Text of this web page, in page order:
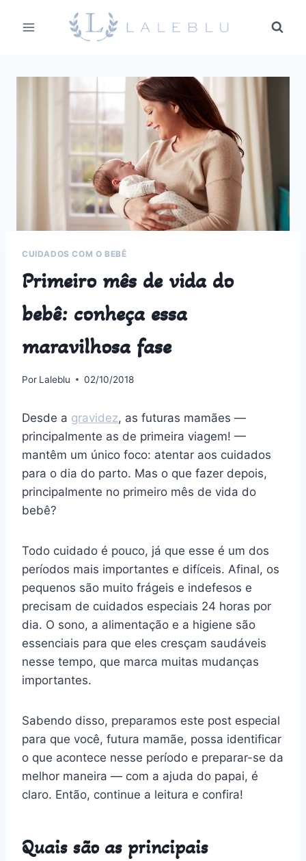
para
CUIDADOS COM O BEBÊ
Primeiro mês de vida do
bebê: conheça essa
maravilhosa fase
Por Laleblu 02/10/2018
Desde a gravidez, as futuras mamães —
principalmente as de primeira viagem! —
mantêm um único foco: atentar aos cuidados
para o dia do parto. Mas o que fazer depois,
principalmente no primeiro mês de vida do
bebê?
Todo cuidado é pouco, já que esse é um dos
períodos mais importantes e difíceis. Afinal, os
pequenos são muito frágeis e indefesos e
precisam de cuidados especiais 24 horas por
dia. O sono, a alimentação e a higiene são
essenciais para que eles cresçam saudáveis
nesse tempo, que marca muitas mudanças
importantes.
Sabendo disso, preparamos este post especial
para que você, futura mamãe, possa identificar
o que acontece nesse período e preparar-se da
melhor maneira — com a ajuda do papai, é
claro. Então, continue a leitura e confira!
Quais são as principais